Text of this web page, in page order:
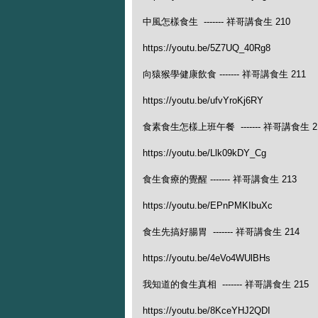
中風怎樣食生 ------- 祥哥講食生 210
https://youtu.be/5Z7UQ_40Rg8
向猿猴學健康飲食 ------- 祥哥講食生 211
https://youtu.be/ufvYroKj6RY
食素食生怎樣上班午餐 ------- 祥哥講食生
https://youtu.be/Llk09kDY_Cg
食生食療的覺醒 ------- 祥哥講食生 213
https://youtu.be/EPnPMKIbuXc
食生先搞好腸胃 ------- 祥哥講食生 214
https://youtu.be/4eVo4WUlBHs
我知道的食生真相 ------- 祥哥講食生 215
https://youtu.be/8KceYHJ2QDI